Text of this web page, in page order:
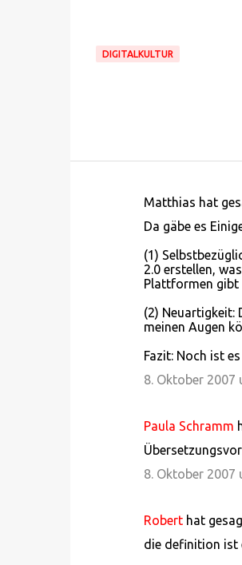
DIGITALKULTUR
Matthias hat
Da gäbe es
(1)
2.0 erstellen,
Plattformen gibt
(2) Neuartigkeit:
meinen Augen
Fazit: Noch ist
8. Oktober 2007
Paula Schramm
8. Oktober 2007
Roberthat
die definition ist